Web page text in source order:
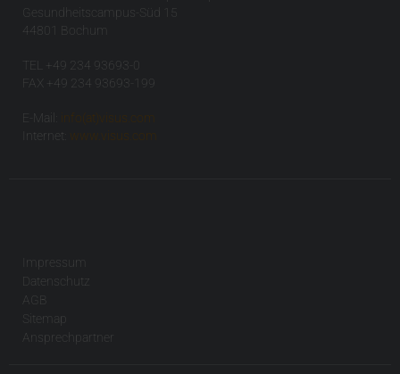
Gesundheitscampus-Süd 15
44801 Bochum
TEL +49 234 93693-0
FAX +49 234 93693-199
E-Mail:
info(at)visus.com
Internet:
www.visus.com
Impressum
Datenschutz
AGB
Sitemap
Ansprechpartner